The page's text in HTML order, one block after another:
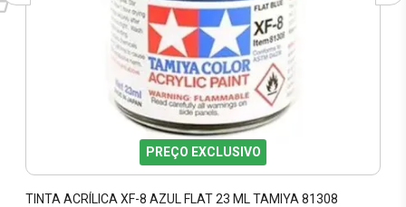
PREÇO EXCLUSIVO
TINTA ACRÍLICA XF-8 AZUL FLAT 23 ML TAMIYA 81308